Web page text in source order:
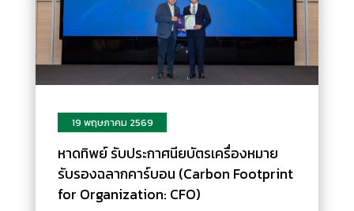
19 พฤษภาคม 2569
หาดทิพย์ รับประกาศนียบัตรเครื่องหมาย
รับรองฉลากคาร์บอน (Carbon Footprint
for Organization: CFO)